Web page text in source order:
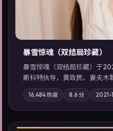
暴雪惊魂（双结局珍藏）
暴雪惊魂（双结局珍藏）于
斯科特执导，黄政民、妻夫木
叙事主轴，科技与人性的边界
乐强化地域气质；站内亦可通
看」延展检索同类型高分佳作
16,484热度 8.6 分 2021-